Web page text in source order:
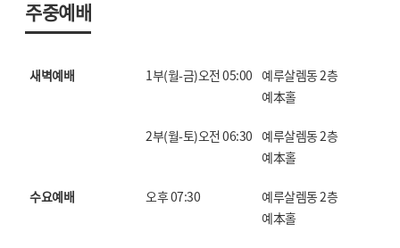
주중예배
새벽예배 1부(월-금)오전 05:00
예루살렘동 2층
예本홀
2부(월-토)오전 06:30
예루살렘동 2층
예本홀
수요예배 오후 07:30
예루살렘동 2층
예本홀